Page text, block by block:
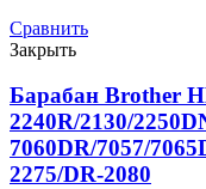
Сравнить
Закрыть
Барабан Brother
2240R/2130/
7060DR/7057/
2275/DR-2080